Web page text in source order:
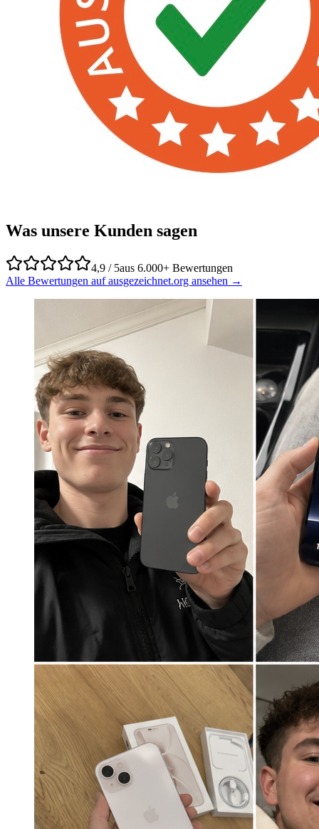
Was unsere Kunden sagen
4,9 / 5aus 6.000+ Bewertungen
Alle Bewertungen auf ausgezeichnet.org ansehen →